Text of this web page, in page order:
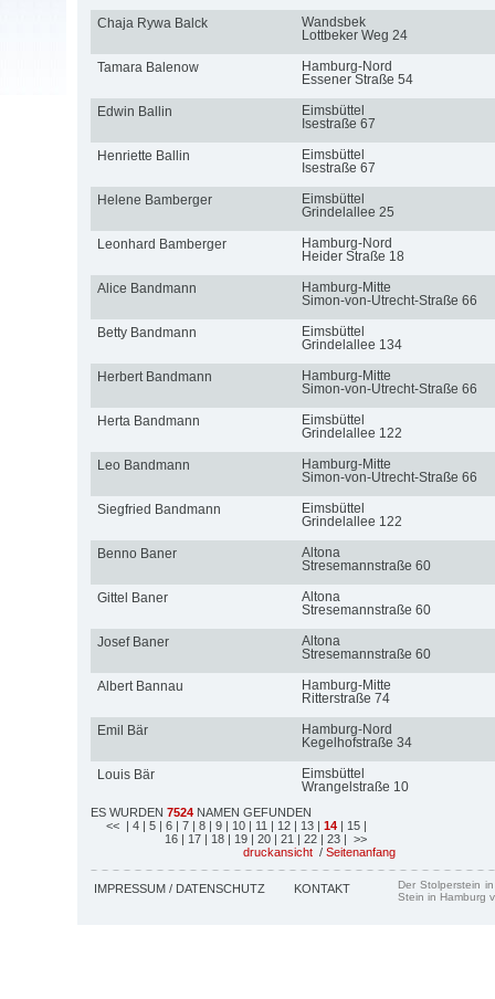
Chaja Rywa Balck
Wandsbek
Lottbeker Weg 24
Tamara Balenow
Hamburg-Nord
Essener Straße 54
Edwin Ballin
Eimsbüttel
Isestraße 67
Henriette Ballin
Eimsbüttel
Isestraße 67
Helene Bamberger
Eimsbüttel
Grindelallee 25
Leonhard Bamberger
Hamburg-Nord
Heider Straße 18
Alice Bandmann
Hamburg-Mitte
Simon-von-Utrecht-Straße 66
Betty Bandmann
Eimsbüttel
Grindelallee 134
Herbert Bandmann
Hamburg-Mitte
Simon-von-Utrecht-Straße 66
Herta Bandmann
Eimsbüttel
Grindelallee 122
Leo Bandmann
Hamburg-Mitte
Simon-von-Utrecht-Straße 66
Siegfried Bandmann
Eimsbüttel
Grindelallee 122
Benno Baner
Altona
Stresemannstraße 60
Gittel Baner
Altona
Stresemannstraße 60
Josef Baner
Altona
Stresemannstraße 60
Albert Bannau
Hamburg-Mitte
Ritterstraße 74
Emil Bär
Hamburg-Nord
Kegelhofstraße 34
Louis Bär
Eimsbüttel
Wrangelstraße 10
ES WURDEN 7524 NAMEN GEFUNDEN
<< | 4 | 5 | 6 | 7 | 8 | 9 | 10 | 11 | 12 | 13 | 14 | 15 |
16 | 17 | 18 | 19 | 20 | 21 | 22 | 23 | >>
druckansicht / Seitenanfang
IMPRESSUM / DATENSCHUTZ KONTAKT
Der Stolperstein
Stein in Hamburg